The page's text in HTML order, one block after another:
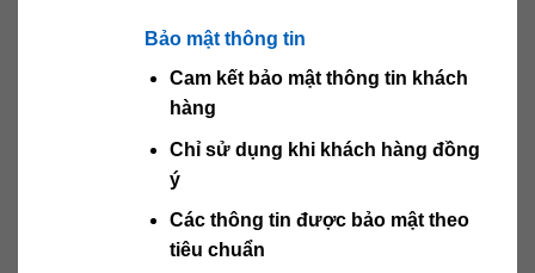
Bảo mật thông tin
Cam kết bảo mật thông tin khách
hàng
Chỉ sử dụng khi khách hàng đồng
ý
Các thông tin được bảo mật theo
tiêu chuẩn